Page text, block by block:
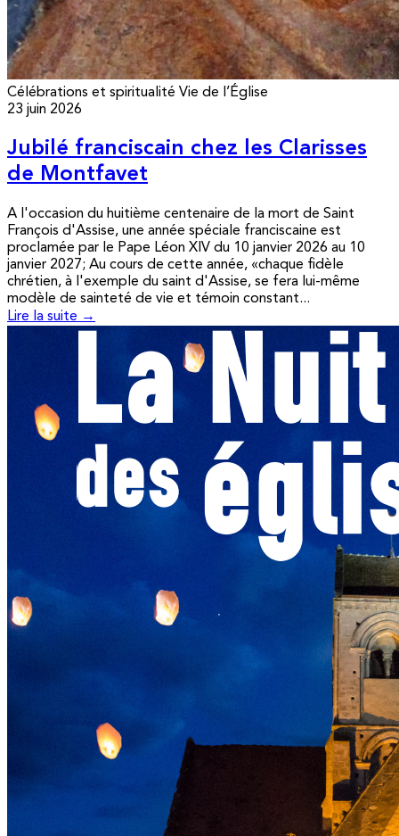
Célébrations et spiritualité Vie de l’Église
23 juin 2026
Jubilé franciscain chez les Clarisses
de Montfavet
A l'occasion du huitième centenaire de la mort de Saint
François d'Assise, une année spéciale franciscaine est
proclamée par le Pape Léon XIV du 10 janvier 2026 au 10
janvier 2027; Au cours de cette année, «chaque fidèle
chrétien, à l'exemple du saint d'Assise, se fera lui-même
modèle de sainteté de vie et témoin constant...
Lire la suite →